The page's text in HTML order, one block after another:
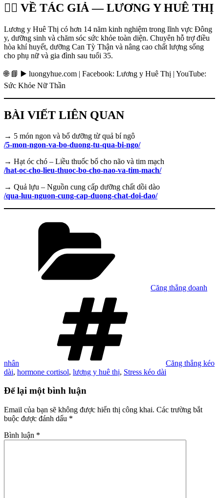
👩‍⚕️ VỀ TÁC GIẢ — LƯƠNG Y HUÊ THỊ
Lương y Huê Thị có hơn 14 năm kinh nghiệm trong lĩnh vực Đông
y, dưỡng sinh và chăm sóc sức khỏe toàn diện. Chuyên hỗ trợ điều
hòa khí huyết, dưỡng Can Tỳ Thận và nâng cao chất lượng sống
cho phụ nữ và gia đình sau tuổi 35.
🌐 📘 ▶️ luongyhue.com | Facebook: Lương y Huê Thị | YouTube:
Sức Khỏe Nữ Thần
BÀI VIẾT LIÊN QUAN
→ 5 món ngon và bổ dưỡng từ quả bí ngô
/5-mon-ngon-va-bo-duong-tu-qua-bi-ngo/
→ Hạt óc chó – Liều thuốc bổ cho não và tim mạch
/hat-oc-cho-lieu-thuoc-bo-cho-nao-va-tim-mach/
→ Quả lựu – Nguồn cung cấp dưỡng chất dồi dào
/qua-luu-nguon-cung-cap-duong-chat-doi-dao/
Căng thẳng doanh
nhân
Căng thẳng kéo
dài, hormone cortisol, lương y huê thị, Stress kéo dài
Để lại một bình luận
Email của bạn sẽ không được hiển thị công khai. Các trường bắt
buộc được đánh dấu *
Bình luận *